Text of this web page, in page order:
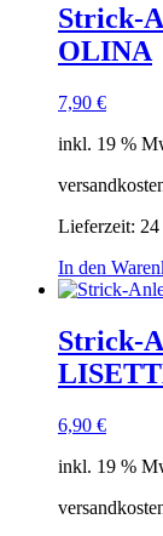
Strick-
OLINA
7,90 €
inkl. 19 %
Lieferzeit: 24
In den
Strick-
6,90 €
inkl. 19 %